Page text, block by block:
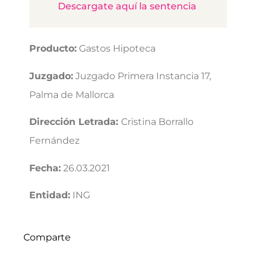
Descargate aquí la sentencia
Producto: Gastos Hipoteca
Juzgado: Juzgado Primera Instancia 17,
Palma de Mallorca
Dirección Letrada: Cristina Borrallo
Fernández
Fecha: 26.03.2021
Entidad: ING
Comparte